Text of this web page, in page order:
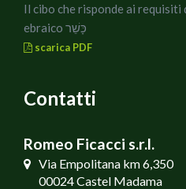
Il cibo che risponde ai requisiti
ebraico כָּשֵׁר
scarica PDF
Contatti
Romeo Ficacci s.r.l.
Via Empolitana km 6,350
00024 Castel Madama